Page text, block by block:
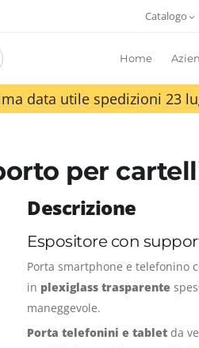
Catalogo
Home
data utile spedizioni 23
per
Descrizione
Espositore con
Porta smartphone e telefonino
in plexiglass trasparente
maneggevole.
Porta telefonini e tablet da